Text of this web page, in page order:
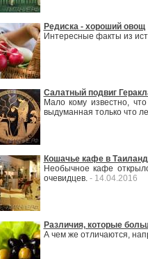
Редиска - хороший овощ
Интересные факты из
Салатный подвиг
Мало кому известно,
выдуманная только что
Кошачье кафе в
Необычное кафе
очевидцев. - 14.04.2016
Различия, которые
А чем же отличаются,